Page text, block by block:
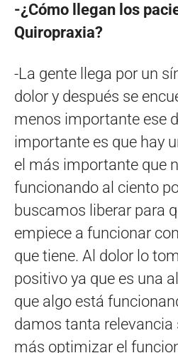
-¿Cómo llegan los
Quiropraxia?
-La gente llega por un
dolor y después se
menos importante ese
importante es que hay
el más importante que
funcionando al ciento
buscamos liberar para
empiece a funcionar
que tiene. Al dolor lo
positivo ya que es una
que algo está
damos tanta
más optimizar el